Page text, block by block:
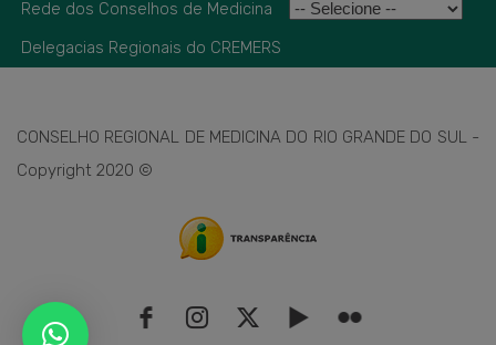
Rede dos Conselhos de Medicina
Delegacias Regionais do CREMERS
CONSELHO REGIONAL DE MEDICINA DO RIO GRANDE DO SUL -
Copyright 2020 ©